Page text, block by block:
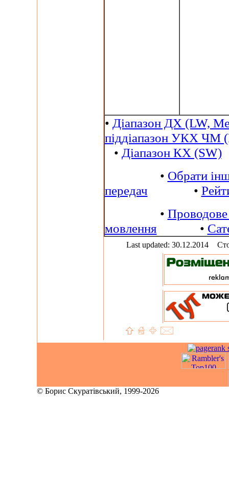
• Діапазон ДХ (LW,
піддіапазон УКХ ЧМ
• Діапазон КХ (SW)
• Обрати
передач •
•
мовлення •
Last updated: 30.12.2014
© Борис Скуратівський, 1999-2026